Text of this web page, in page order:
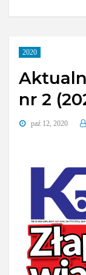
2020
nr 2
paź 12, 2020